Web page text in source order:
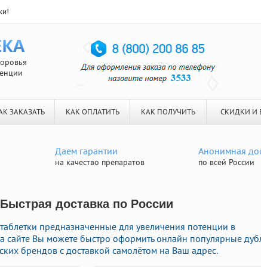
ЗАКАЗАТЬ КАК ОПЛАТИТЬ КАК ПОЛУЧИТЬ СКИДКИ И
Даем гарантии
на качество препаратов
Анонимная
по всей России
доставка по России
предназначенные для увеличения потенции в
сайте Вы можете быстро оформить онлайн популярные
брендов с доставкой самолётом на Ваш адрес.